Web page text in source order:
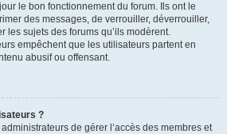
le bon fonctionnement du forum. Ils ont le
des messages, de verrouiller, déverrouiller,
les sujets des forums qu’ils modèrent.
empêchent que les utilisateurs partent en
abusif ou offensant.
?
de gérer l’accès des membres et